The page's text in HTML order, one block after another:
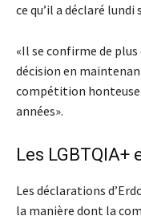
ce qu’il a déclaré lundi
«Il se confirme de
décision en
compétition honteuse
années».
Les LGBTQIA+
Les déclarations
la manière dont la